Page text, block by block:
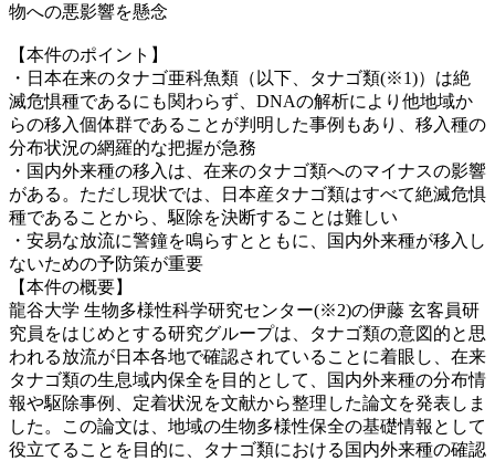
物への悪影響を懸念
【本件のポイント】
・日本在来のタナゴ亜科魚類（以下、タナゴ類(※1)）は絶
滅危惧種であるにも関わらず、DNAの解析により他地域か
らの移入個体群であることが判明した事例もあり、移入種の
分布状況の網羅的な把握が急務
・国内外来種の移入は、在来のタナゴ類へのマイナスの影響
がある。ただし現状では、日本産タナゴ類はすべて絶滅危惧
種であることから、駆除を決断することは難しい
・安易な放流に警鐘を鳴らすとともに、国内外来種が移入し
ないための予防策が重要
【本件の概要】
龍谷大学 生物多様性科学研究センター(※2)の伊藤 玄客員研
究員をはじめとする研究グループは、タナゴ類の意図的と思
われる放流が日本各地で確認されていることに着眼し、在来
タナゴ類の生息域内保全を目的として、国内外来種の分布情
報や駆除事例、定着状況を文献から整理した論文を発表しま
した。この論文は、地域の生物多様性保全の基礎情報として
役立てることを目的に、タナゴ類における国内外来種の確認